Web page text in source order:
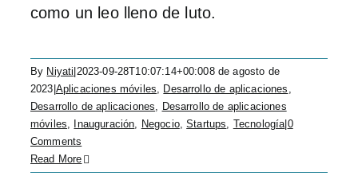
como un leo lleno de luto.
By Niyati 2023-09-28T10:07:14+00:008 de agosto de
2023 Aplicaciones móviles, Desarrollo de aplicaciones ,
Desarrollo de aplicaciones, Desarrollo de aplicaciones
móviles, Inauguración, Negocio,Startups, Tecnología| 0
Comments
Read More